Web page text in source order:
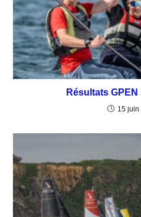
Résultats
15 juin